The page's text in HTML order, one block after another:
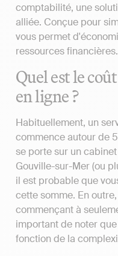
comptabilité, une
alliée. Conçue pour
vous permet
ressources financières.
Quel est le
en ligne ?
Habituellement, un
commence autour de
se porte sur un
Gouville-sur-Mer (ou
il est probable que
cette somme. En
commençant à
important de noter
fonction de la